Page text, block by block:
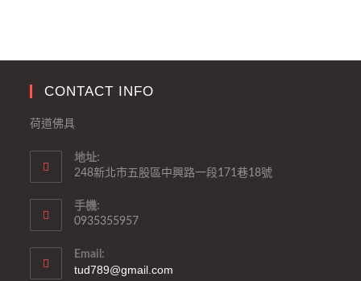
CONTACT INFO
荷道佛具
地址:
248新北市五股區中興路一段171巷18號
手機:
0935355957
Email:
tud789@gmail.com